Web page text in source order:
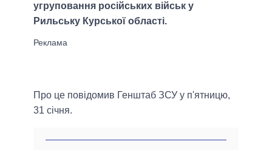
угруповання російських військ у
Рильську Курської області.
Про це повідомив Генштаб ЗСУ у п'ятницю,
31 січня.